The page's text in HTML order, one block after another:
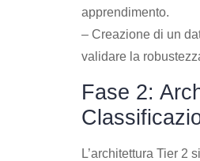
apprendimento.
– Creazione di un
validare la
Fase 2:
L’architettura Tier 2